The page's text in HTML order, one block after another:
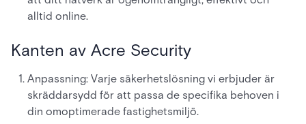
alltid online.
Kanten av Acre Security
Anpassning: Varje säkerhetslösning vi erbjuder är
skräddarsydd för att passa de specifika behoven i
din omoptimerade fastighetsmiljö.